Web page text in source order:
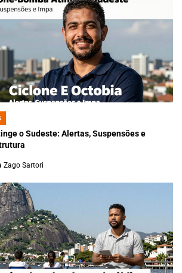
o Sudeste: Alertas, Suspensões e
Zago Sartori